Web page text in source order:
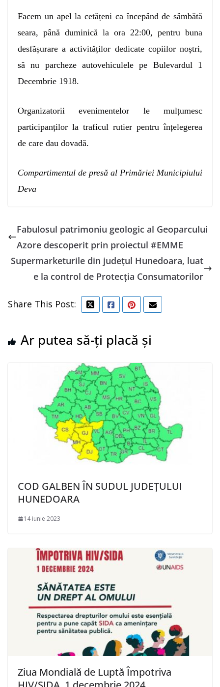
Facem un apel la cetățeni ca începând de sâmbătă
seara, până duminică la ora 22:00, pentru buna
desfășurare a activităților dedicate copiilor noștri,
să nu parcheze autovehiculele pe Bulevardul 1
Decembrie 1918.
Organizatorii evenimentelor le mulțumesc
participanților la traficul rutier pentru înțelegerea
de care dau dovadă.
Compartimentul de presă al Primăriei Municipiului
Deva
Fabulosul patrimoniu geologic al Geoparcului
Azore descoperit prin proiectul #EMME
Supermarketurile din județul Hunedoara, luat
e la control de Protecția Consumatorilor
Share This Post:
Ar putea să-ți placă și
COD GALBEN ÎN SUDUL JUDEȚULUI
HUNEDOARA
14 iunie 2023
Ziua Mondială de Luptă Împotriva